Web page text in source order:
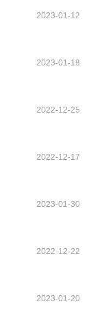
2023-01-12
2023-01-18
2022-12-25
2022-12-17
2023-01-30
2022-12-22
2023-01-20